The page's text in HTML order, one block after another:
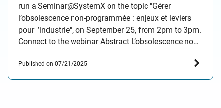
run a Seminar@SystemX on the topic "Gérer
l’obsolescence non-programmée : enjeux et leviers
pour l’industrie", on September 25, from 2pm to 3pm.
Connect to the webinar Abstract L’obsolescence non-
systèmes, désorganise les chaînes
d’approvisionnement et alourdit les coûts de
Published on 07/21/2025